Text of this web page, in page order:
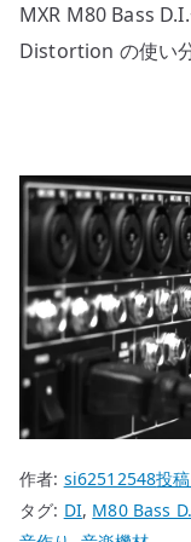
MXR M80 Bass
Distortion の使い
作者: si62512548投
タグ: DI, M80 Bass